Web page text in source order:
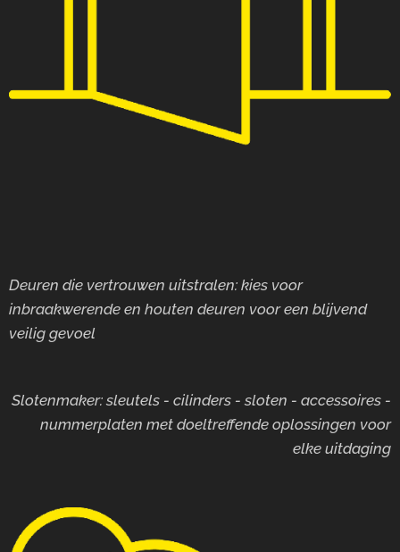
Deuren die vertrouwen uitstralen: kies voor
inbraakwerende en houten deuren vooreen blijvend
veilig gevoel
Slotenmaker: sleutels - cilinders - sloten - accessoires -
nummerplaten met doeltreffende oplossingen voor
elke uitdaging